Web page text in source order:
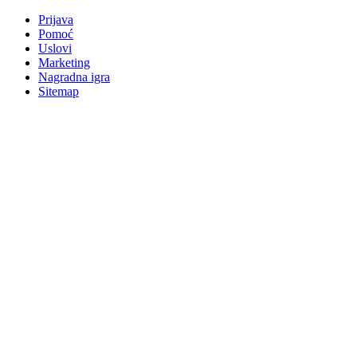
Prijava
Pomoć
Uslovi
Marketing
Nagradna igra
Sitemap